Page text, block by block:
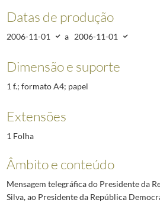
Datas de produção
2006-11-01 a 2006-11-01
Dimensão e suporte
1 f.; formato A4; papel
Extensões
1 Folha
Âmbito e conteúdo
Mensagem telegráfica do Presidente da
Silva, ao Presidente da República